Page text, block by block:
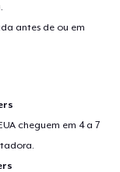
antes de ou em
cheguem em 4 a 7